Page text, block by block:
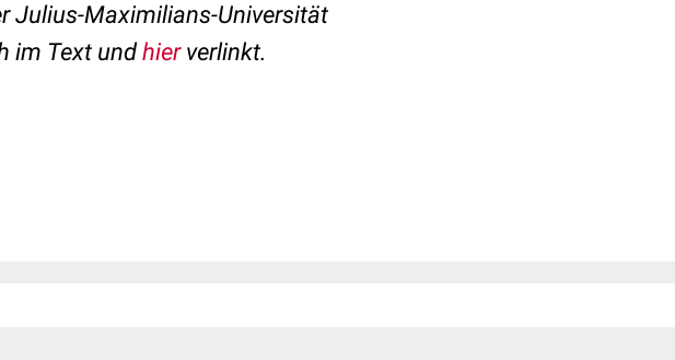
Julius-Maximilians-Universität
im Text undhierverlinkt.